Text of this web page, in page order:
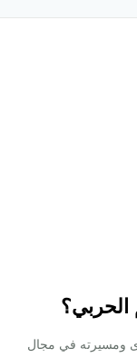
في مجال